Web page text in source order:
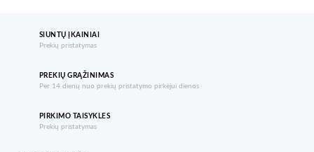
SIUNTŲ ĮKAINIAI
Prekių pristatymas
PREKIŲ GRĄŽINIMAS
Per 14 dienų nuo prekių pristatymo pirkėjui dienos
PIRKIMO TAISYKLES
Prekių pristatymas